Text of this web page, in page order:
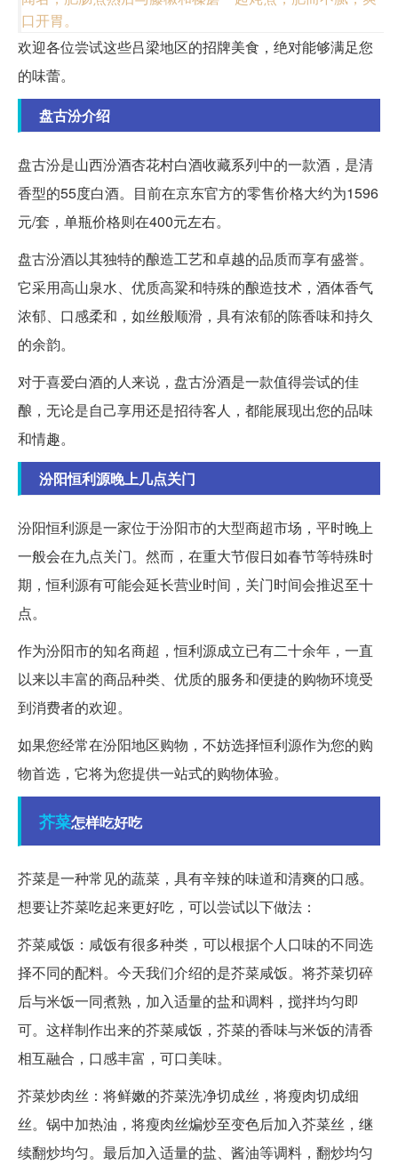
口开胃。
欢迎各位尝试这些吕梁地区的招牌美食，绝对能够满足您
的味蕾。
盘古汾介绍
盘古汾是山西汾酒杏花村白酒收藏系列中的一款酒，是清
香型的55度白酒。目前在京东官方的零售价格大约为1596
元/套，单瓶价格则在400元左右。
盘古汾酒以其独特的酿造工艺和卓越的品质而享有盛誉。
它采用高山泉水、优质高粱和特殊的酿造技术，酒体香气
浓郁、口感柔和，如丝般顺滑，具有浓郁的陈香味和持久
的余韵。
对于喜爱白酒的人来说，盘古汾酒是一款值得尝试的佳
酿，无论是自己享用还是招待客人，都能展现出您的品味
和情趣。
汾阳恒利源晚上几点关门
汾阳恒利源是一家位于汾阳市的大型商超市场，平时晚上
一般会在九点关门。然而，在重大节假日如春节等特殊时
期，恒利源有可能会延长营业时间，关门时间会推迟至十
点。
作为汾阳市的知名商超，恒利源成立已有二十余年，一直
以来以丰富的商品种类、优质的服务和便捷的购物环境受
到消费者的欢迎。
如果您经常在汾阳地区购物，不妨选择恒利源作为您的购
物首选，它将为您提供一站式的购物体验。
芥菜怎样吃好吃
芥菜是一种常见的蔬菜，具有辛辣的味道和清爽的口感。
想要让芥菜吃起来更好吃，可以尝试以下做法：
芥菜咸饭：咸饭有很多种类，可以根据个人口味的不同选
择不同的配料。今天我们介绍的是芥菜咸饭。将芥菜切碎
后与米饭一同煮熟，加入适量的盐和调料，搅拌均匀即
可。这样制作出来的芥菜咸饭，芥菜的香味与米饭的清香
相互融合，口感丰富，可口美味。
芥菜炒肉丝：将鲜嫩的芥菜洗净切成丝，将瘦肉切成细
丝。锅中加热油，将瘦肉丝煸炒至变色后加入芥菜丝，继
续翻炒均匀。最后加入适量的盐、酱油等调料，翻炒均匀